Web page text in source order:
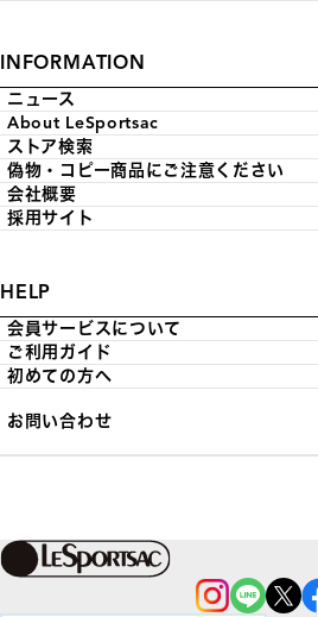
INFORMATION
ニュース
About LeSportsac
ストア検索
偽物・コピー商品にご注意ください
会社概要
採用サイト
HELP
会員サービスについて
ご利用ガイド
初めての方へ
お問い合わせ